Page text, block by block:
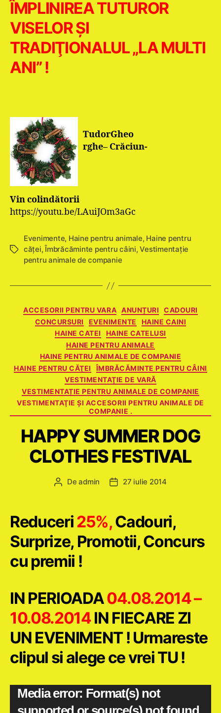
ÎMPLINIREA TUTUROR
VISELOR ŞI
TRADIŢIONALUL „LA MULTI
ANI” !
TudorGheo
rghe– Crăciun-
Vin colindătorii
https://youtu.be/LAuiJOm3aGc
Etichete
Evenimente, Haine pentru animale, Haine pentru
căţei,Îmbrăcăminte pentru câini,Vestimentație
pentru animale de companie
Categorii
ACCESORII PENTRU VARA ANUNȚURI
CADOURI
CONCURSURI
EVENIMENTE
HAINE CAINI
HAINE CATEI
HAINE CATELUSI
HAINE PENTRU ANIMALE
HAINE PENTRU ANIMALE DE COMPANIE
HAINE PENTRU CĂŢEI
ÎMBRĂCĂMINTE PENTRU CÂINI
VESTIMENTAŢIE DE VARĂ
VESTIMENTAȚIE PENTRU ANIMALE DE COMPANIE
VESTIMENTAŢIE ŞI ACCESORII PENTRU ANIMALE DE
COMPANIE .
HAPPY SUMMER DOG
CLOTHES FESTIVAL
Autor
Deadmin
Dată27 iulie 2014
Reduceri25%,Cadouri,
Surprize, Promotii, Concurs
cu premii !
IN PERIOADA04.08.2014 –
10.08.2014IN FIECARE ZI
UN EVENIMENT ! Urmareste
clipul si alege ce vrei TU !
PMedia error: Format(s) not